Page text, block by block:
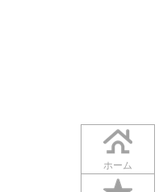
ホーム